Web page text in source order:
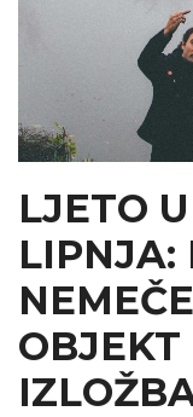
LJETO
LIPNJA:
OBJEKT